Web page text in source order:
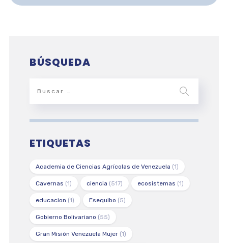
BÚSQUEDA
ETIQUETAS
Academia de Ciencias Agrícolas de Venezuela (1)
Cavernas (1) ciencia (517) ecosistemas (1)
educacion (1) Esequibo (5)
Gobierno Bolivariano (55)
Gran Misión Venezuela Mujer(1)